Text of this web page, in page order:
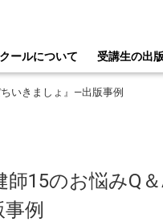
ールについて 受講生の出
いきましょ』―出版事例
師15のお悩み
例